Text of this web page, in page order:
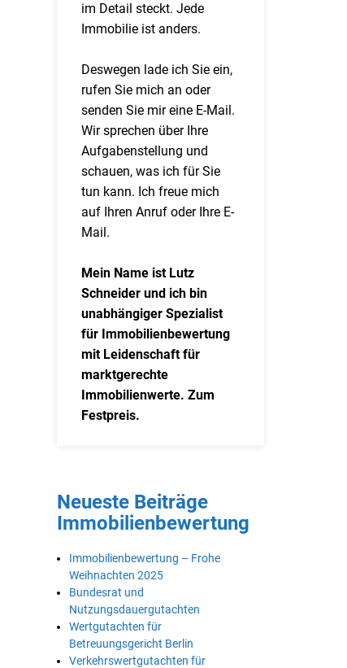
im Detail steckt. Jede
Immobilie ist anders.
Deswegen lade ich Sie ein,
rufen Sie mich an oder
senden Sie mir eine E-Mail.
Wir sprechen über Ihre
Aufgabenstellung und
schauen, was ich für Sie
tun kann. Ich freue mich
auf Ihren Anruf oder Ihre E-
Mail.
Mein Name ist Lutz
Schneider und ich bin
unabhängiger Spezialist
für Immobilienbewertung
mit Leidenschaft für
marktgerechte
Immobilienwerte. Zum
Festpreis.
Neueste Beiträge
Immobilienbewertung
Immobilienbewertung – Frohe
Weihnachten 2025
Bundesrat und
Nutzungsdauergutachten
Wertgutachten für
Betreuungsgericht Berlin
Verkehrswertgutachten für